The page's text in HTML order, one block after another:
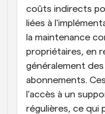
coûts indirects
liées à
la maintenance
propriétaires, en
généralement
abonnements.
l'accès à un
régulières, ce qui